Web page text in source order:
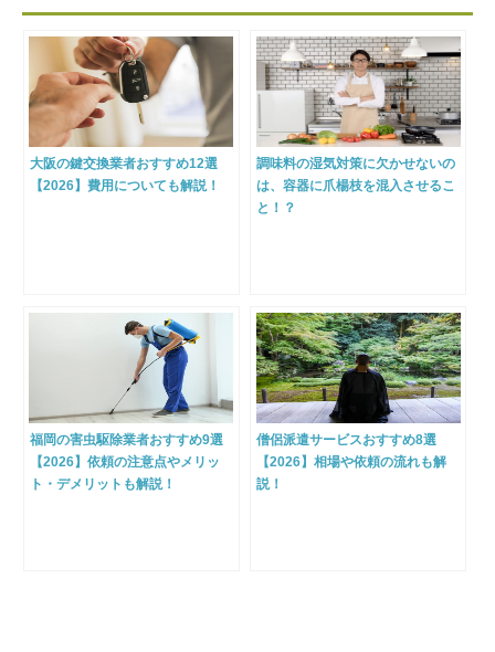
大阪の鍵交換業者おすすめ12選
【2026】費用についても解説！
調味料の湿気対策に欠かせないの
は、容器に爪楊枝を混入させるこ
と！？
福岡の害虫駆除業者おすすめ9選
【2026】依頼の注意点やメリッ
ト・デメリットも解説！
僧侶派遣サービスおすすめ8選
【2026】相場や依頼の流れも解
説！